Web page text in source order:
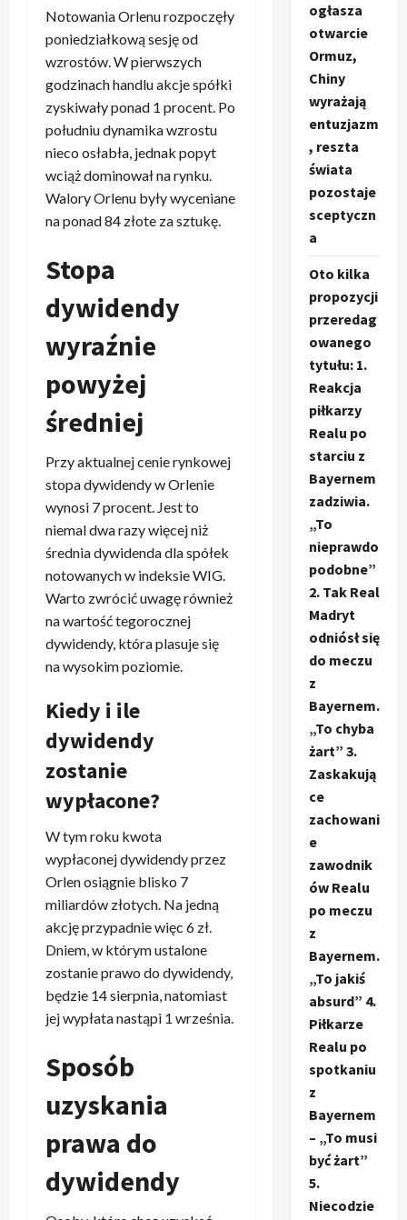
Notowania Orlenu rozpoczęły
poniedziałkową sesję od
wzrostów. W pierwszych
godzinach handlu akcje spółki
zyskiwały ponad 1 procent. Po
południu dynamika wzrostu
nieco osłabła, jednak popyt
wciąż dominował na rynku.
Walory Orlenu były wyceniane
na ponad 84 złote za sztukę.
Stopa
dywidendy
wyraźnie
powyżej
średniej
Przy aktualnej cenie rynkowej
stopa dywidendy w Orlenie
wynosi 7 procent. Jest to
niemal dwa razy więcej niż
średnia dywidenda dla spółek
notowanych w indeksie WIG.
Warto zwrócić uwagę również
na wartość tegorocznej
dywidendy, która plasuje się
na wysokim poziomie.
Kiedy i ile
dywidendy
zostanie
wypłacone?
W tym roku kwota
wypłaconej dywidendy przez
Orlen osiągnie blisko 7
miliardów złotych. Na jedną
akcję przypadnie więc 6 zł.
Dniem, w którym ustalone
zostanie prawo do dywidendy,
będzie 14 sierpnia, natomiast
jej wypłata nastąpi 1 września.
Sposób
uzyskania
prawa do
dywidendy
ogłasza
otwarcie
Ormuz,
Chiny
wyrażają
entuzjazm
, reszta
świata
pozostaje
sceptyczn
a
Oto kilka
propozycji
przeredag
owanego
tytułu: 1.
Reakcja
piłkarzy
Realu po
starciu z
Bayernem
zadziwia.
„To
nieprawdo
podobne”
2. Tak Real
Madryt
odniósł się
do meczu
z
Bayernem.
„To chyba
żart” 3.
Zaskakują
ce
zachowani
e
zawodnik
ów Realu
po meczu
z
Bayernem.
„To jakiś
absurd” 4.
Piłkarze
Realu po
spotkaniu
z
Bayernem
– „To musi
być żart”
5.
Niecodzie